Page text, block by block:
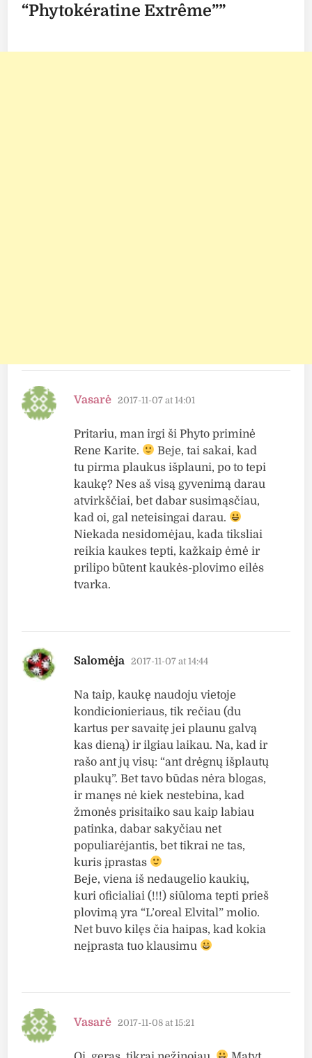
“Phytokératine Extrême””
Vasarė says:
2017-11-07 at 14:01
Pritariu, man irgi ši Phyto priminė
Rene Karite.
Beje, tai sakai, kad
tu pirma plaukus išplauni, po to tepi
kaukę? Nes aš visą gyvenimą darau
atvirkščiai, bet dabar susimąsčiau,
kad oi, gal neteisingai darau.
Niekada nesidomėjau, kada tiksliai
reikia kaukes tepti, kažkaip ėmė ir
prilipo būtent kaukės-plovimo eilės
tvarka.
Salomėja says:
2017-11-07 at 14:44
Na taip, kaukę naudoju vietoje
kondicionieriaus, tik rečiau (du
kartus per savaitę jei plaunu galvą
kas dieną) ir ilgiau laikau. Na, kad ir
rašo ant jų visų: “ant drėgnų išplautų
plaukų”. Bet tavo būdas nėra blogas,
ir manęs nė kiek nestebina, kad
žmonės prisitaiko sau kaip labiau
patinka, dabar sakyčiau net
populiarėjantis, bet tikrai ne tas,
kuris įprastas
Beje, viena iš nedaugelio kaukių,
kuri oficialiai (!!!) siūloma tepti prieš
plovimą yra “L’oreal Elvital” molio.
Net buvo kilęs čia haipas, kad kokia
neįprasta tuo klausimu
Vasarė says:
2017-11-08 at 15:21